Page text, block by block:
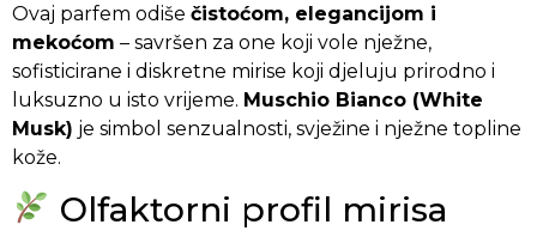
Ovaj parfem odiše čistoćom, elegancijom i
mekoćom – savršen za one koji vole nježne,
sofisticirane i diskretne mirise koji djeluju prirodno i
luksuzno u isto vrijeme. Muschio Bianco (White
Musk) je simbol senzualnosti, svježine i nježne topline
kože.
Olfaktorni profil mirisa